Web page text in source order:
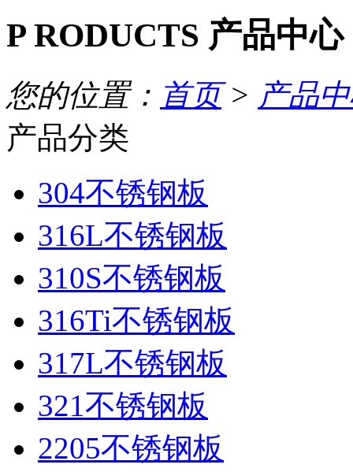
P RODUCTS 产品中心
您的位置： 首页> 产品
产品分类
304不锈钢板
316L不锈钢板
310S不锈钢板
316Ti不锈钢板
317L不锈钢板
321不锈钢板
2205不锈钢板